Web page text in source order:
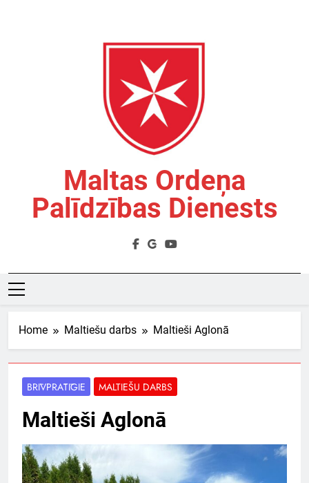
Maltas Ordeņa
Palīdzības Dienests
Home Maltiešu darbs Maltieši Aglonā
BRĪVPRĀTĪGIE MALTIEŠU DARBS
Maltieši Aglonā